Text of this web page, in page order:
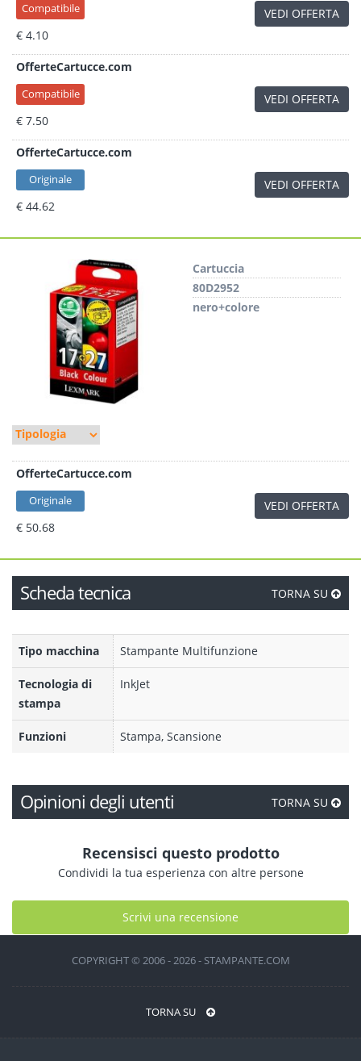
Compatibile
€ 4.10
VEDI OFFERTA
OfferteCartucce.com
Compatibile
€ 7.50
VEDI OFFERTA
OfferteCartucce.com
Originale
€ 44.62
VEDI OFFERTA
Cartuccia
80D2952
nero+colore
OfferteCartucce.com
Originale
€ 50.68
VEDI OFFERTA
Scheda tecnica TORNA SU
Tipo macchina Stampante Multifunzione
Tecnologia di
stampa
InkJet
Funzioni Stampa, Scansione
Opinioni degli utenti TORNA SU
Recensisci questo prodotto
Condividi la tua esperienza con altre persone
Scrivi una recensione
COPYRIGHT © 2006 - 2026 - STAMPANTE.COM
TORNA SU